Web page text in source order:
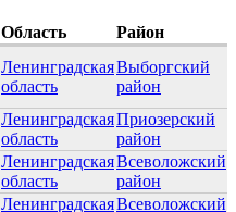
Область Район
Ленинградская
область
Выборгский
район
Ленинградская
область
Приозерский
район
Ленинградская
область
Всеволожский
район
ЛенинградскаяВсеволожский